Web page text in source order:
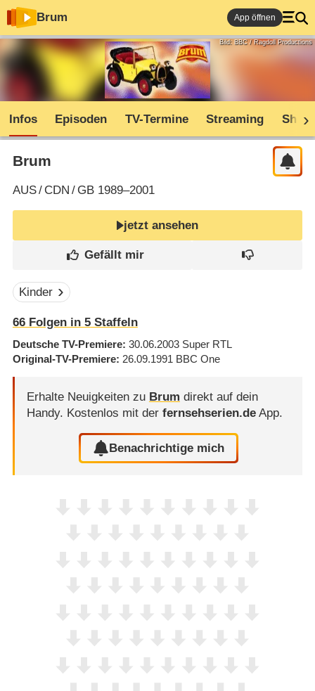
Brum App öffnen
Bild: BBC / Ragdoll Productions
Infos Episoden TV-Termine Streaming Shop
Brum
AUS/ CDN / GB1989–2001
jetzt ansehen
Kinder
66Folgen in 5Staffeln
Deutsche TV-Premiere 30.06.2003 Super RTL
Original-TV-Premiere 26.09.1991 BBC One
Erhalte Neuigkeiten zu Brum direkt auf dein
Handy. Kostenlos mit der fernsehserien.deApp.
Benachrichtige mich